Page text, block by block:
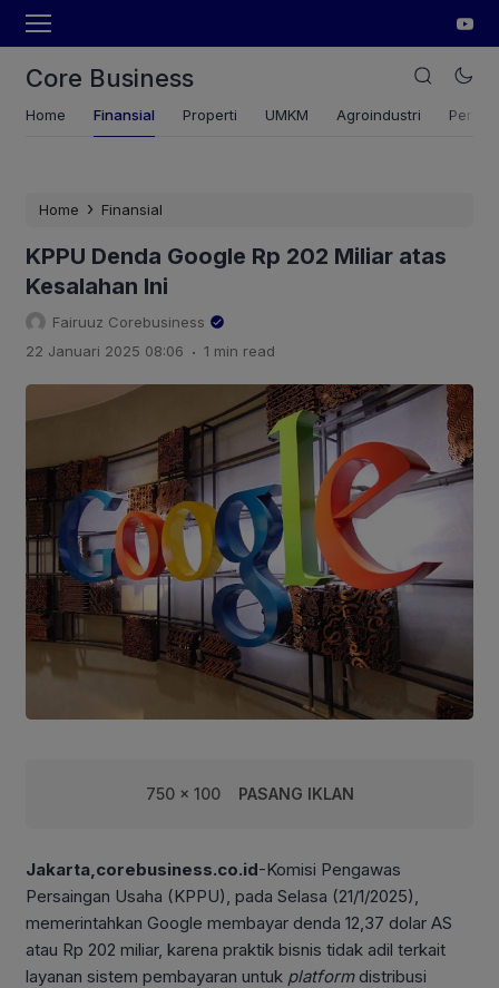
Core Business
Home Finansial Properti UMKM Agroindustri
Home › Finansial
KPPU Denda Google Rp 202 Miliar atas
Kesalahan Ini
Fairuuz Corebusiness
22 Januari 2025 08:06 . 1 min read
750 x 100 PASANG IKLAN
Jakarta,corebusiness.co.id-Komisi Pengawas
Persaingan Usaha (KPPU), pada Selasa (21/1/2025),
memerintahkan Google membayar denda 12,37 dolar AS
atau Rp 202 miliar, karena praktik bisnis tidak adil terkait
layanan sistem pembayaran untuk platformdistribusi